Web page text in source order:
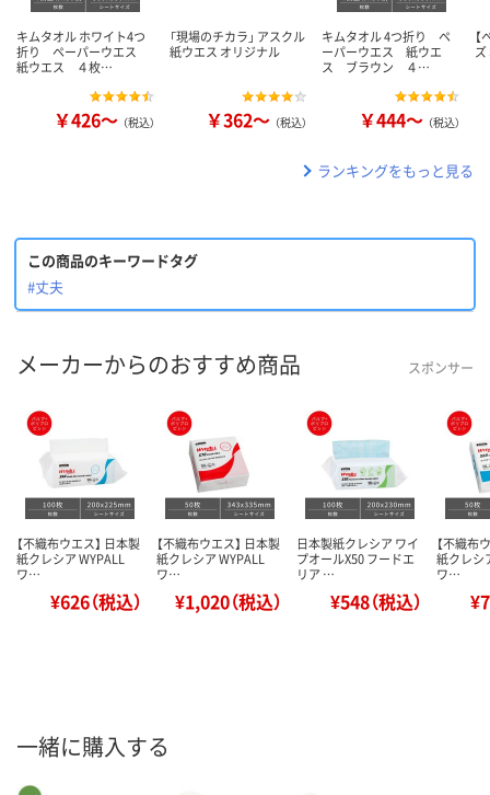
キムタオル ホワイト4つ
折り ペーパーウエス
紙ウエス ４枚…
￥426～ （税込）
「現場のチカラ」 アスクル
紙ウエス オリジナル
￥362～ （税込）
キムタオル 4つ折り ペ
ーパーウエス 紙ウエ
ス ブラウン ４…
￥444～ （税込）
ランキングをもっと見る
この商品のキーワードタグ
#丈夫
メーカーからのおすすめ商品 スポンサー
【不織布ウエス】 日本製
紙クレシア WYPALL
ワ…
¥626（税込）
【不織布ウエス】 日本製
紙クレシア WYPALL
ワ…
¥1,020（税込）
日本製紙クレシア ワイ
プオールX50 フードエ
リア …
¥548（税込）
【不織布
紙クレシ
ワ…
一緒に購入する